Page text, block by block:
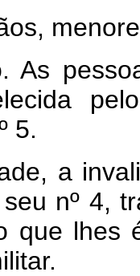
As
5.
a
nº 4,
que lhes